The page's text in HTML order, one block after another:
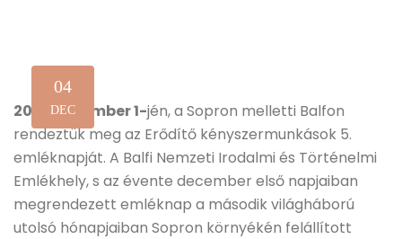
04
DEC
2012. december 1-jén, a Sopron melletti Balfon
rendeztük meg az Erődítő kényszermunkások 5.
emléknapját. A Balfi Nemzeti Irodalmi és Történelmi
Emlékhely, s az évente december első napjaiban
megrendezett emléknap a második világháború
utolsó hónapjaiban Sopron környékén felállított